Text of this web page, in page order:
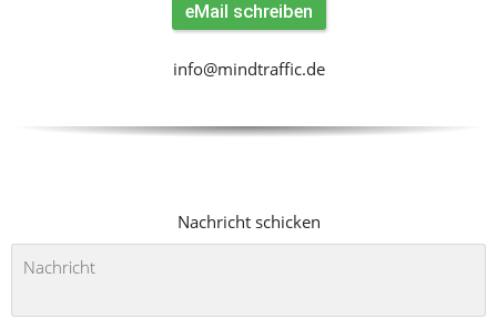
eMail schreiben
info@mindtraffic.de
Nachricht schicken